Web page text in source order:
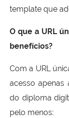
template que
O que a URL
benefícios?
Com a URL
acesso apenas
do diploma
pelo menos: